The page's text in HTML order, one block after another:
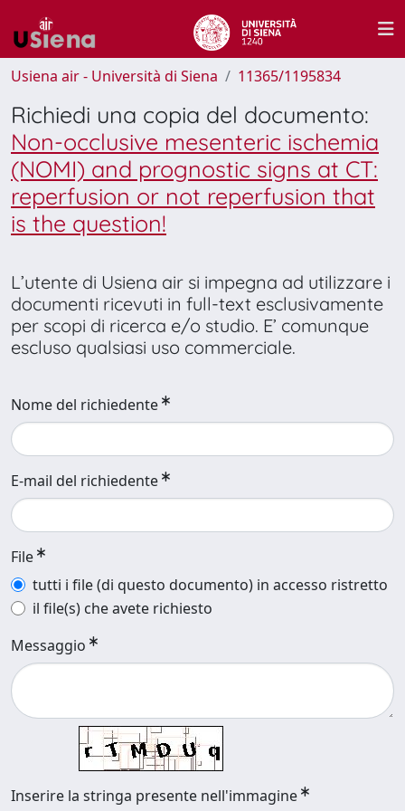
Usiena air - Università di Siena 11365/1195834
Richiedi una copia del documento:
Non-occlusive mesenteric ischemia
(NOMI) and prognostic signs at CT:
reperfusion or not reperfusion that
is the question!
L’utente di Usiena air si impegna ad utilizzare i
documenti ricevuti in full-text esclusivamente
per scopi di ricerca e/o studio. E’ comunque
escluso qualsiasi uso commerciale.
Nome del richiedente
E-mail del richiedente
File
tutti i file (di questo documento) in accesso ristretto
il file(s) che avete richiesto
Messaggio
Inserire la stringa presente nell'immagine